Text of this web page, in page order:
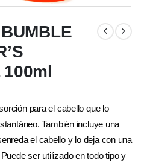
100ml
para el cabello que lo
También incluye una
el cabello y lo deja con una
ser utilizado en todo tipo y